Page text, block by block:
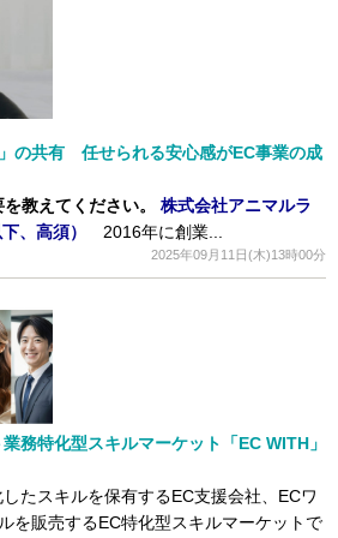
の共有 任せられる安心感がEC事業の成
教えてください。
株式会社アニマルラ
、高須）
2016年に創業...
2025年09月11日(木)13時00分
務特化型スキルマーケット「EC WITH」
たスキルを保有するEC支援会社、ECワ
を販売するEC特化型スキルマーケットで